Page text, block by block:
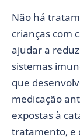
Não há
crianças com
ajudar a
sistemas
que
medicação
expostas à
tratamento, e